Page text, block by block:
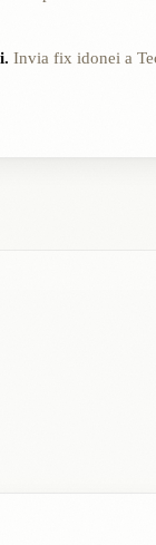
Invia fix idonei a